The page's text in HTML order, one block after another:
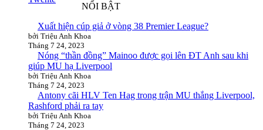
NỔI BẬT
Xuất hiện cúp giả ở vòng 38 Premier League?
bởi Triệu Anh Khoa
Tháng 7 24, 2023
Nóng “thần đồng” Mainoo được gọi lên ĐT Anh sau khi
giúp MU hạ Liverpool
bởi Triệu Anh Khoa
Tháng 7 24, 2023
Antony cãi HLV Ten Hag trong trận MU thắng Liverpool,
Rashford phải ra tay
bởi Triệu Anh Khoa
Tháng 7 24, 2023